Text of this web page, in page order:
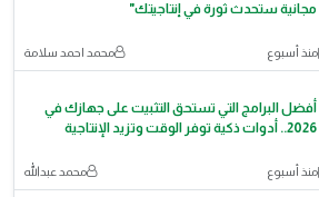
مجانية ستحدث ثورة في إنتاجيتك"
منذ أسبوع محمد احمد سلامة
أفضل البرامج التي تستحق التثبيت على جهازك في
2026.. أدوات ذكية توفر الوقت وتزيد الإنتاجية
منذ أسبوع محمد عبدالله